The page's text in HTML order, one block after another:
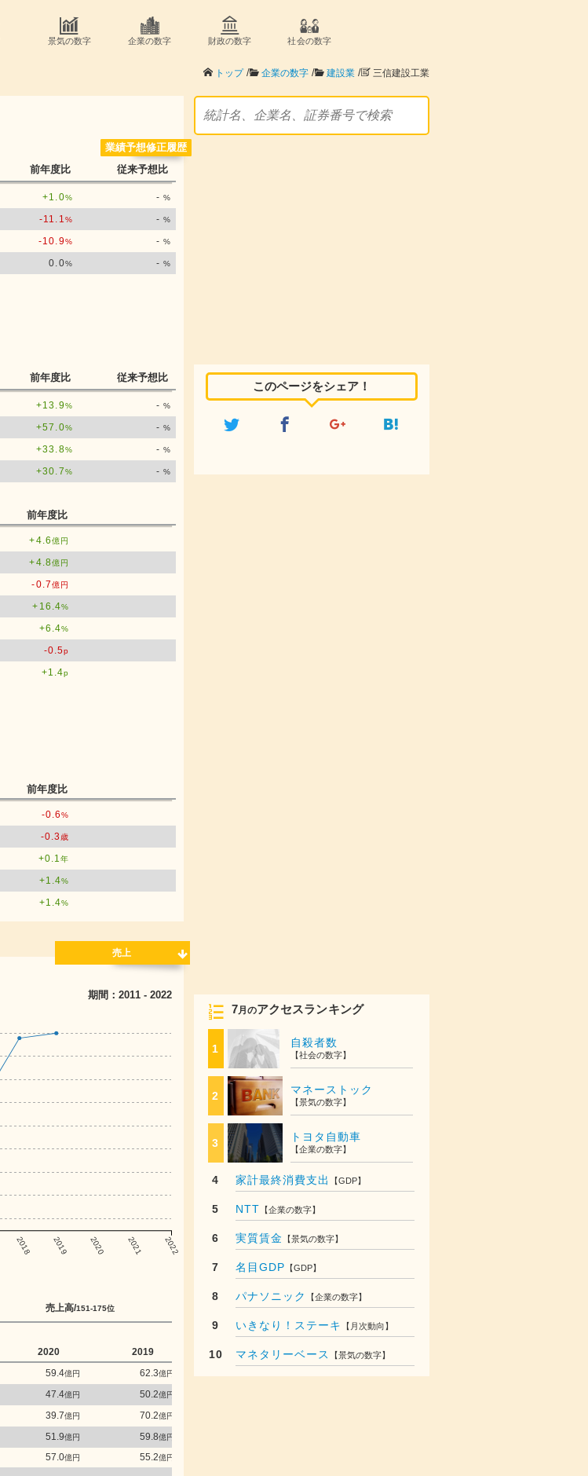
景気の数字 企業の数字 財政の数字 社会の数字
トップ/ 企業の数字 / 建設業 / 三信建設工業
業績予想修正履歴
前年度比
従来予想比
+1.0% -%
-11.1% -%
-10.9% -%
0.0% -%
前年度比 従来予想比
+13.9% -%
+57.0% -%
+33.8% -%
+30.7% -%
前年度比
+4.6億円
+4.8億円
-0.7億円
+16.4%
+6.4%
-0.5p
+1.4p
前年度比
-0.6%
-0.3 歳
+0.1年
+1.4%
+1.4%
売上
期間： 2011- 2022
2018 2019 2020 2021 2022
売上高/151-175位
2020 2019
2018
59.4億円 62.3億円
47.4億円 50.2億円
39.7億円 70.2億円
51.9億円 59.8億円
57.0億円 55.2億円
このページをシェア！
7月のアクセスランキング
1 自殺者数
【社会の数字】
2 マネーストック
【景気の数字】
3 トヨタ自動車
【企業の数字】
4 家計最終消費支出 【GDP】
5 NTT 【企業の数字】
6 実質賃金 【景気の数字】
7 名目GDP 【GDP】
8 パナソニック 【企業の数字】
9 いきなり！ステーキ 【月次動向】
10 マネタリーベース 【景気の数字】